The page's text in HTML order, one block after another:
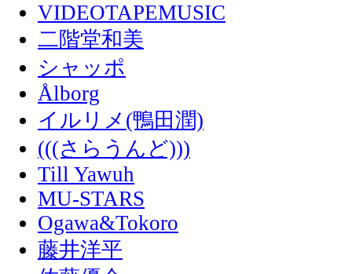
VIDEOTAPEMUSIC
二階堂和美
シャッポ
Ålborg
イルリメ(鴨田潤)
(((さらうんど)))
Till Yawuh
MU-STARS
Ogawa&Tokoro
藤井洋平